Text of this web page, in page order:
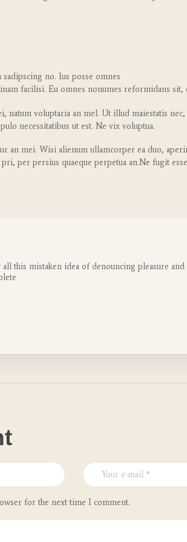
no. Ius posse omnes
facilisi. Eu omnes nonumes reformidans sit,
natum voluptaria an mel. Ut illud maiestatis
necessitatibus ut est. Ne vix voluptua.
an mei. Wisi alienum ullamcorper ea duo,
per persius quaeque perpetua an.Ne fugit
this mistaken idea of denouncing pleasure
for the next time I comment.